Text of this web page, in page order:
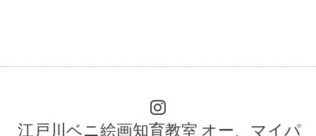
江戸川ベニ絵画知育教室 オー、マイパ